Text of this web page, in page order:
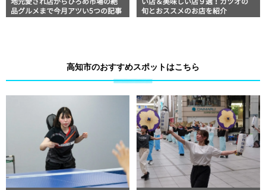
品グルメまで今月アツい5つの記事
旬とおススメのお店を紹介
高知市のおすすめスポットはこちら